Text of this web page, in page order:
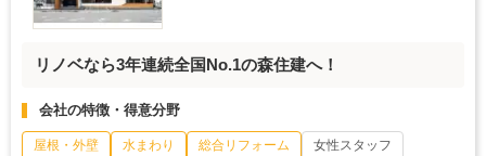
リノベなら3年連続全国No.1の森住建へ！
会社の特徴・得意分野
屋根・外壁 水まわり 総合リフォーム
女性スタッフ